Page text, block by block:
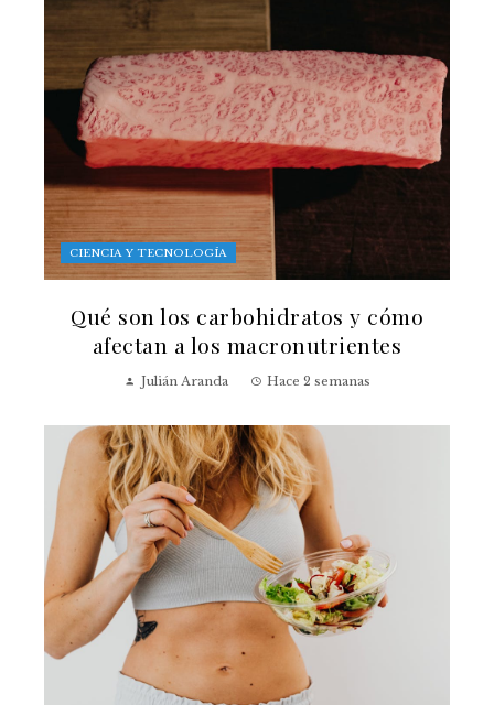
CIENCIA Y TECNOLOGÍA
Qué son los carbohidratos y cómo
afectan a los macronutrientes
Julián Aranda Hace 2 semanas